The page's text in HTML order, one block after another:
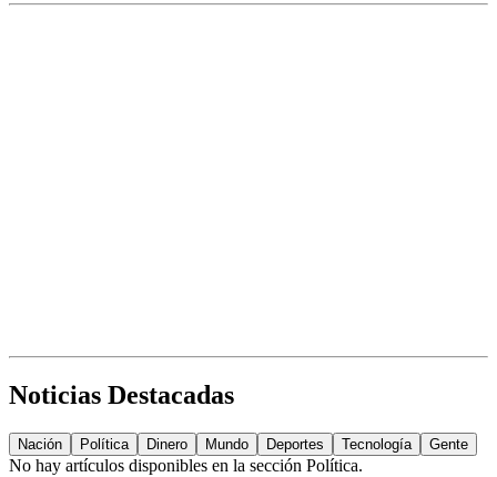
Noticias Destacadas
Nación Política Dinero Mundo Deportes Tecnología Gente
No hay artículos disponibles en la sección Política.